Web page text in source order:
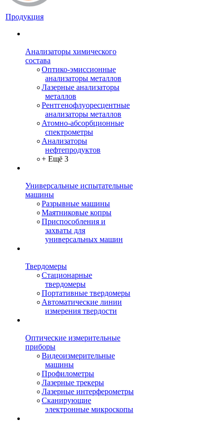
Продукция
Анализаторы химического
состава
Оптико-эмиссионные
анализаторы металлов
Лазерные анализаторы
металлов
Рентгенофлуоресцентные
анализаторы металлов
Атомно-абсорбционные
спектрометры
Анализаторы
нефтепродуктов
+ Ещё 3
Универсальные испытательные
машины
Разрывные машины
Маятниковые копры
Приспособления и
захваты для
универсальных машин
Твердомеры
Стационарные
твердомеры
Портативные твердомеры
Автоматические линии
измерения твердости
Оптические измерительные
приборы
Видеоизмерительные
машины
Профилометры
Лазерные трекеры
Лазерные интерферометры
Сканирующие
электронные микроскопы